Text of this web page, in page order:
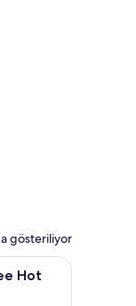
et Ağu 14 -
gösteriliyor
ütü/ütü masası
çalışma alanı,
Hot